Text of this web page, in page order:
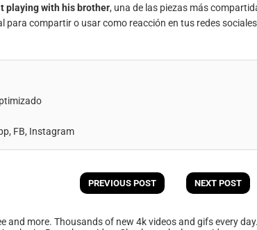
playing with his brother, una de las piezas más
para compartir o usar como reacción en tus redes
FB, Instagram
PREVIOUS POST NEXT POST
and more. Thousands of new 4k videos and gifs every